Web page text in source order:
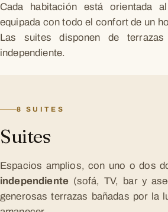
Cada habitación está orientada
equipada con todo el confort de un
Las suites disponen de
independiente.
8 SUITES
Suites
Espacios amplios, con uno o dos
independiente (sofá, TV, bar y
generosas terrazas bañadas por la